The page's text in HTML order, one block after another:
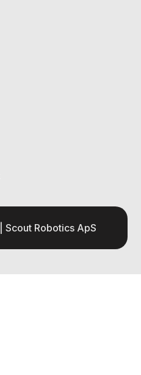
Robotics ApS